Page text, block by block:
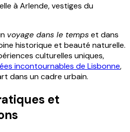
à Arlende, vestiges du
voyage dans le tempset dans
historique et beauté naturelle.
culturelles uniques,
incontournables de Lisbonne,
dans un cadre urbain.
et